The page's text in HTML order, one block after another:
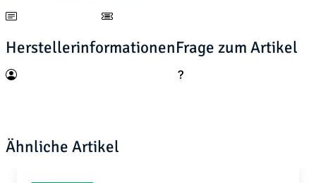
HerstellerinformationenFrage zum Artikel
Ähnliche Artikel